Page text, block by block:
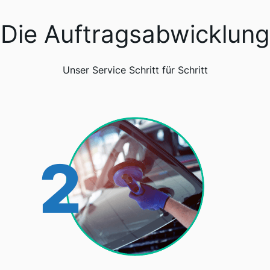
Die Auftragsabwicklung
Unser Service Schritt für Schritt
2